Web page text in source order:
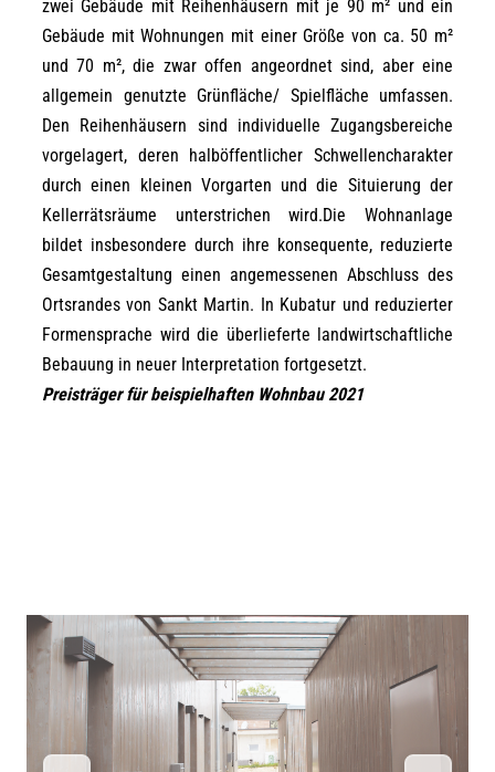
zwei Gebäude mit Reihenhäusern mit je 90 m² und ein
Gebäude mit Wohnungen mit einer Größe von ca. 50 m²
und 70 m², die zwar offen angeordnet sind, aber eine
allgemein genutzte Grünfläche/ Spielfläche umfassen.
Den Reihenhäusern sind individuelle Zugangsbereiche
vorgelagert, deren halböffentlicher Schwellencharakter
durch einen kleinen Vorgarten und die Situierung der
Kellerrätsräume unterstrichen wird.Die Wohnanlage
bildet insbesondere durch ihre konsequente, reduzierte
Gesamtgestaltung einen angemessenen Abschluss des
Ortsrandes von Sankt Martin. In Kubatur und reduzierter
Formensprache wird die überlieferte landwirtschaftliche
Bebauung in neuer Interpretation fortgesetzt.
Preisträger für beispielhaften Wohnbau 2021